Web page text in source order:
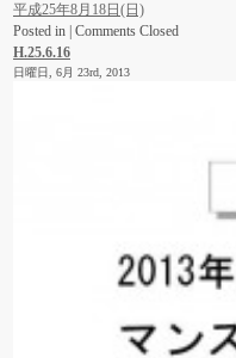
平成25年8月18日(日)
Posted in | Comments Closed
H.25.6.16
日曜日, 6月 23rd, 2013